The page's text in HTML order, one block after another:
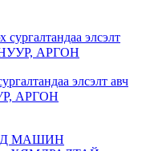
элсэлт авч
АРГОН